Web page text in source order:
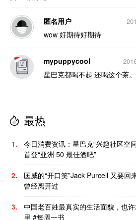
匿名用户
wow 好期待好期待
mypuppycool
星巴克都喝不起 还喝这个茶。
最热
1.
今日消费资讯：星巴克“兴趣社区空
首登“亚洲 50 最佳酒吧”
2.
匡威的“开口笑”Jack Purcell 又要回
曾经离开过
3.
中国老百姓最真实的生活面貌，也
里 #每周一书